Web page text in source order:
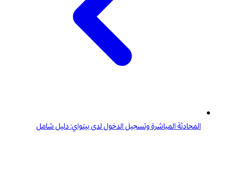
المحادثة المباشرة وتسجيل الدخول لدى بيتواي: دليل شامل